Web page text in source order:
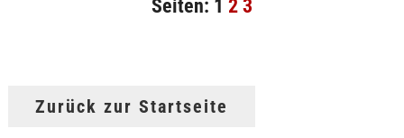
Seiten: 1 2 3
Zurück zur Startseite